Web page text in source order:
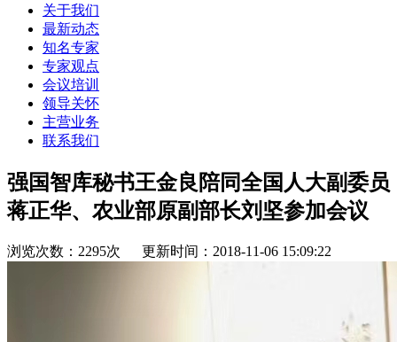
关于我们
最新动态
知名专家
专家观点
会议培训
领导关怀
主营业务
联系我们
强国智库秘书王金良陪同全国人大副委员
蒋正华、农业部原副部长刘坚参加会议
浏览次数：2295次 更新时间：2018-11-06 15:09:22